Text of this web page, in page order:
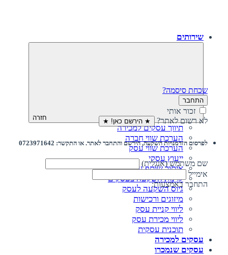
שכחת סיסמה?
התחבר
זכור אותי
לא רשום לאתר? ★ הירשם כאן! ★
לפרסום הזדמנויות השקעה, הירשם והתחבר לאתר. או התקשר: 0723971642
שם משתמש (אנגלית)
אימייל
התחבר באמצעות:
שירותים
חזרה
תיווך עסקים למכירה
הערכת שווי חברה
הערכת שווי עסק
ייעוץ עסקי
איתור שותף עסקי
קרנות השקעה בעסקים
גיוס השקעה לעסק‎‎
מיזוגים ורכישות
ליווי קניית עסק
ליווי מכירת עסק
תוכנית עסקית
עסקים למכירה
עסקים שנמכרו